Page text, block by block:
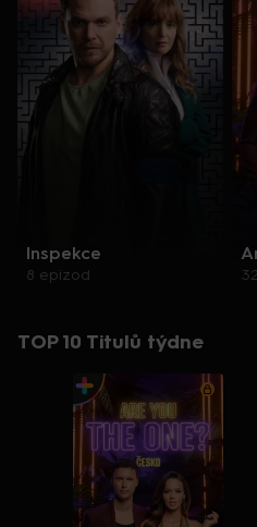
Inspekce
8 epizod
TOP 10 Titulů týdne